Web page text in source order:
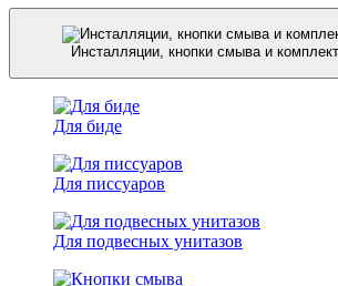
Инсталляции, кнопки смыва и
Для биде
Для писсуаров
Для подвесных унитазов